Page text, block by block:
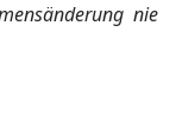
nie